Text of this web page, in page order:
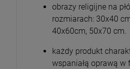
obrazy religijne na
rozmiarach: 30x40
40x60cm, 50x70 cm.
każdy produkt
wspaniałą oprawą w